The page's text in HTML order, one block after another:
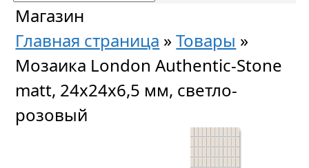
Магазин
Главная страница »Товары »
Мозаика London Authentic-Stone
matt, 24x24x6,5 мм, светло-
розовый